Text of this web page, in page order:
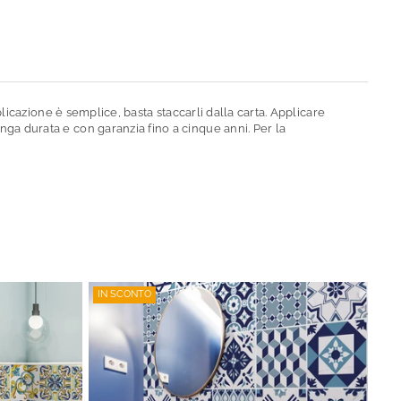
è semplice, basta staccarli dalla carta. Applicare
durata e con garanzia fino a cinque anni. Per la
IN SCONTO